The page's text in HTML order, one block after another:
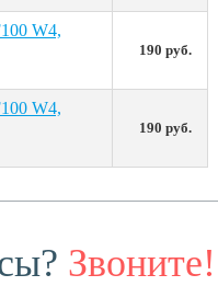
W4,
190 руб.
W4,
190 руб.
Звоните!